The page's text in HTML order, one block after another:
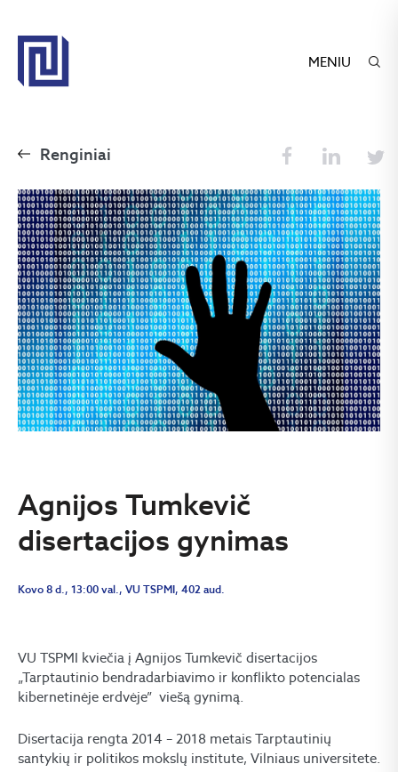
MENIU
Renginiai
Agnijos Tumkevič
disertacijos gynimas
Kovo 8 d., 13:00 val., VU TSPMI, 402 aud.
VU TSPMI kviečia į Agnijos Tumkevič disertacijos
„Tarptautinio bendradarbiavimo ir konflikto potencialas
kibernetinėje erdvėje” viešą gynimą.
Disertacija rengta 2014 – 2018 metais Tarptautinių
santykių ir politikos mokslų institute, Vilniaus universitete.